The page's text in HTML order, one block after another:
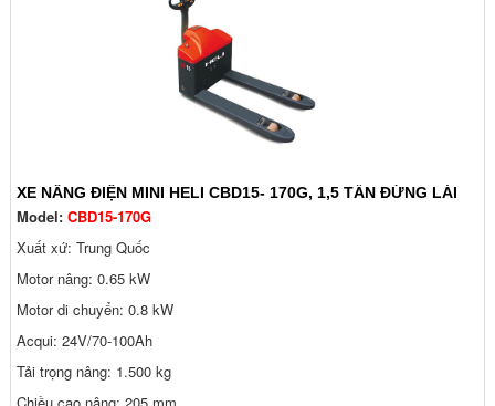
XE NÂNG ĐIỆN MINI HELI CBD15- 170G, 1,5 TẤN ĐỨNG LÁI
Model: CBD15-170G
Xuất xứ: Trung Quốc
Motor nâng: 0.65 kW
Motor di chuyển: 0.8 kW
Acqui: 24V/70-100Ah
Tải trọng nâng: 1.500 kg